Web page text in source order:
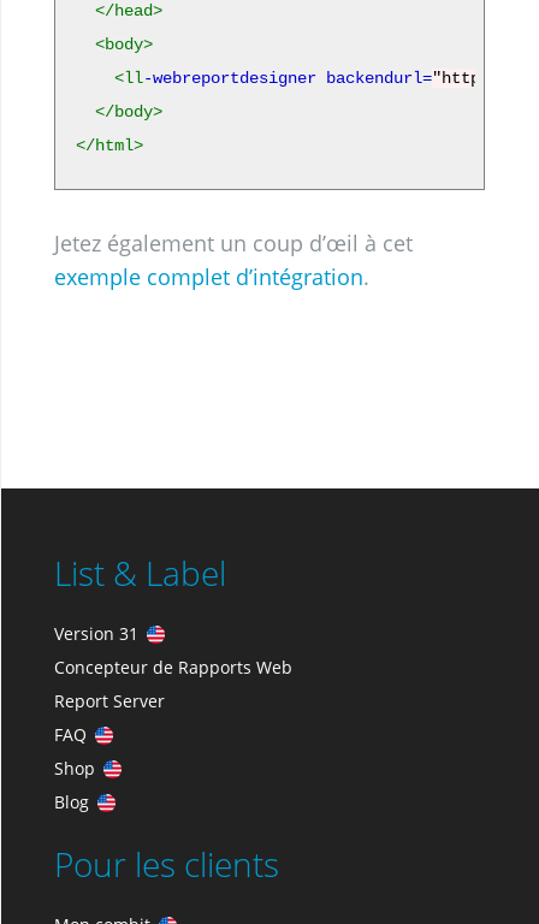
</head>
<body>
<ll-webreportdesigner backendurl="https://
</body>
</html>
Jetez également un coup d’œil à cet
exemple complet d’intégration.
List & Label
Version 31
Concepteur de Rapports Web
Report Server
FAQ
Shop
Blog
Pour les clients